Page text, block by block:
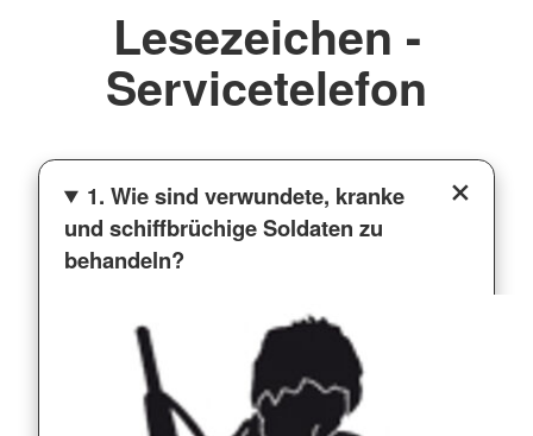
Lesezeichen -
Servicetelefon
1. Wie sind verwundete, kranke
und schiffbrüchige Soldaten zu
behandeln?